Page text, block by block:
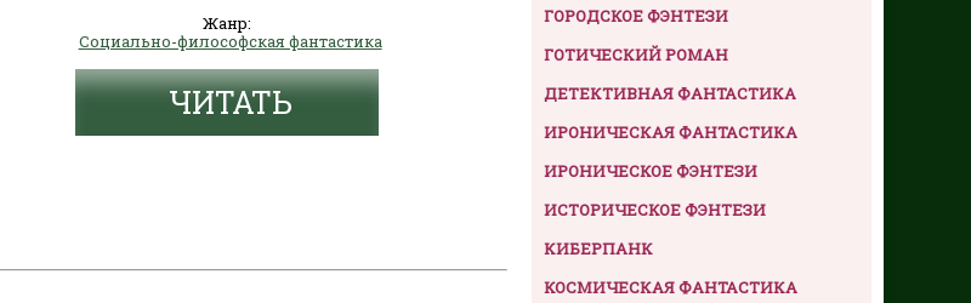
Жанр:
Социально-философская фантастика
ЧИТАТЬ
ГОРОДСКОЕ ФЭНТЕЗИ
ГОТИЧЕСКИЙ РОМАН
ДЕТЕКТИВНАЯ ФАНТАСТИКА
ИРОНИЧЕСКАЯ ФАНТАСТИКА
ИРОНИЧЕСКОЕ ФЭНТЕЗИ
ИСТОРИЧЕСКОЕ ФЭНТЕЗИ
КИБЕРПАНК
КОСМИЧЕСКАЯ ФАНТАСТИКА